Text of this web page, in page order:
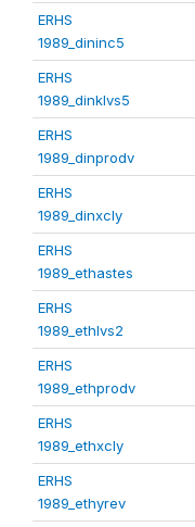
ERHS
1989_dininc5
ERHS
1989_dinklvs5
ERHS
1989_dinprodv
ERHS
1989_dinxcly
ERHS
1989_ethastes
ERHS
1989_ethlvs2
ERHS
1989_ethprodv
ERHS
1989_ethxcly
ERHS
1989_ethyrev